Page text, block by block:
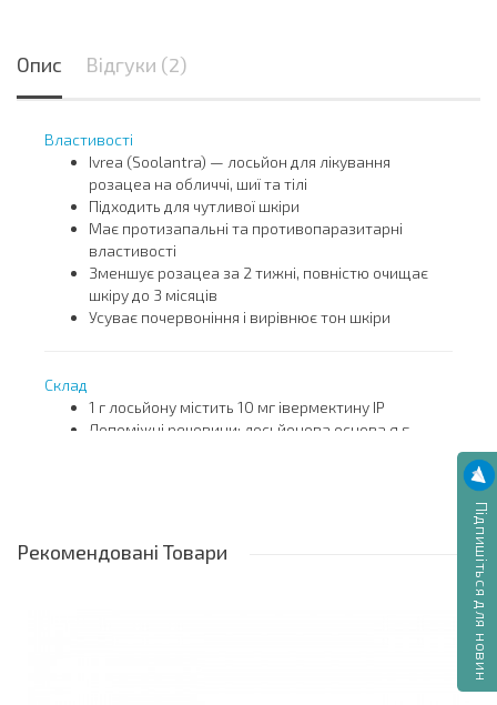
Підпишіться для новин
Опис Відгуки (2)
Властивості
Ivrea (Soolantra) — лосьйон для лікування
розацеа на обличчі, шиї та тілі
Підходить для чутливої шкіри
Має протизапальні та противопаразитарні
властивості
Зменшує розацеа за 2 тижні, повністю очищає
шкіру до 3 місяців
Усуває почервоніння і вирівнює тон шкіри
Склад
1 г лосьйону містить 10 мг івермектину IP
Допоміжні речовини: лосьйонова основа q.s.
Вагітність та грудне вигодовування
Діти до 18 років
Рекомендовані Товари